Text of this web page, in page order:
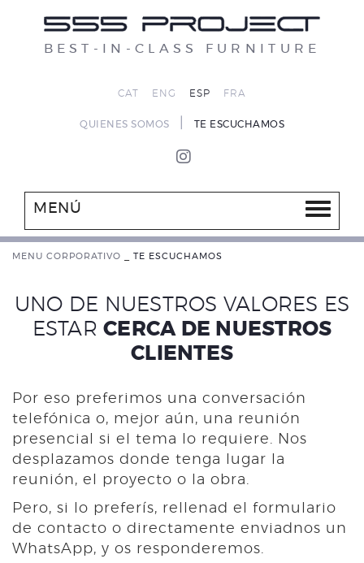
BEST-IN-CLASS FURNITURE
CAT ENG ESP FRA
QUIENES SOMOS TE ESCUCHAMOS
MENÚ
MENU CORPORATIVO TE ESCUCHAMOS
UNO DE NUESTROS VALORES ES
ESTARCERCA DE NUESTROS
CLIENTES
Por eso preferimos una conversación
telefónica o, mejor aún, una reunión
presencial si el tema lo requiere. Nos
desplazamos donde tenga lugar la
reunión, el proyecto o la obra.
Pero, si lo preferís, rellenad el formulario
de contacto o directamente enviadnos un
WhatsApp, y os responderemos.